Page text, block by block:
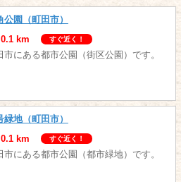
公園（町田市）
km
すぐ近く！
市にある都市公園（街区公園）です。
緑地（町田市）
km
すぐ近く！
市にある都市公園（都市緑地）です。